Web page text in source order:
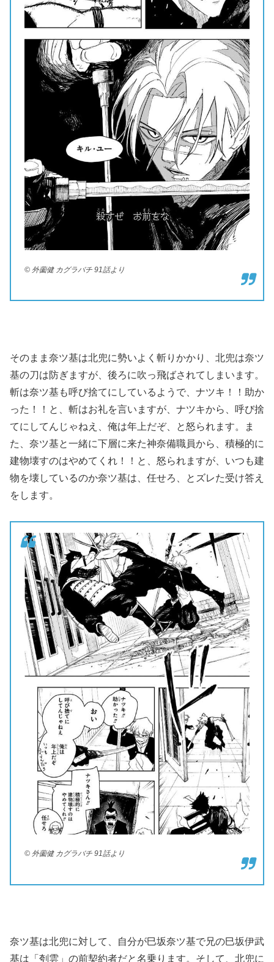
© 外薗健 カグラバチ 91話より
そのまま奈ツ基は北兜に勢いよく斬りかかり、北兜は奈ツ
基の刀は防ぎますが、後ろに吹っ飛ばされてしまいます。
斬は奈ツ基も呼び捨てにしているようで、ナツキ！！助か
った！！と、斬はお礼を言いますが、ナツキから、呼び捨
てにしてんじゃねえ、俺は年上だぞ、と怒られます。ま
た、奈ツ基と一緒に下層に来た神奈備職員から、積極的に
建物壊すのはやめてくれ！！と、怒られますが、いつも建
物を壊しているのか奈ツ基は、任せろ、とズレた受け答え
をします。
© 外薗健 カグラバチ 91話より
奈ツ基は北兜に対して、自分が巳坂奈ツ基で兄の巳坂伊武
基は「刳雲」の前契約者だと名乗ります。そして、北兜に